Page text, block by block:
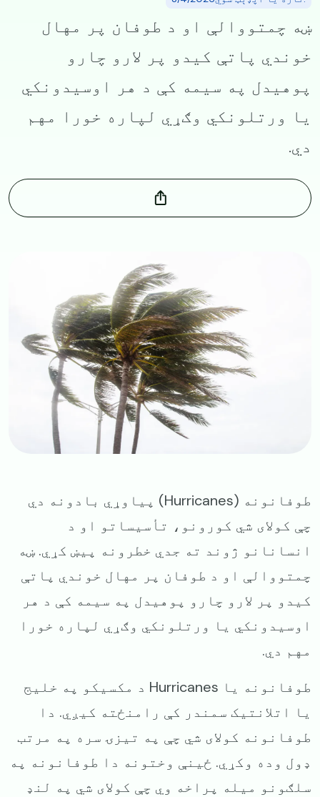
ښه چمتووالې او د طوفان پر مهال
خوندي پاتې کیدو پر لارو چارو
پوهیدل په سیمه کې د هر اوسیدونکي
یا ورتلونکي وګړي لپاره خورا مهم
دي.
طوفانونه (Hurricanes) پیاوړي بادونه دي
چې کولای شي کورونو، تأسیساتو او د
انسانانو ژوند ته جدي خطرونه پیښ کړي. ښه
چمتووالې او د طوفان پر مهال خوندي پاتې
کیدو پر لارو چارو پوهیدل په سیمه کې د هر
اوسیدونکي یا ورتلونکي وګړي لپاره خورا
مهم دي.
طوفانونه یا Hurricanes د مکسیکو په خلیج
یا اتلانتیک سمندر کې رامنځته کیږي. دا
طوفانونه کولای شي چې په تیزۍ سره په مرتب
ډول وده وکړي. ځینې وختونه دا طوفانونه په
سلګونو میله پراخه وي چې کولای شي په لنډ